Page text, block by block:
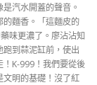
汽水開蓋的聲音。
麵香。「這麵皮的
味更濃了。廖沾沾知
到蒜泥缸前，使出
K-999！我們要從後
文明的基礎！沒了紅